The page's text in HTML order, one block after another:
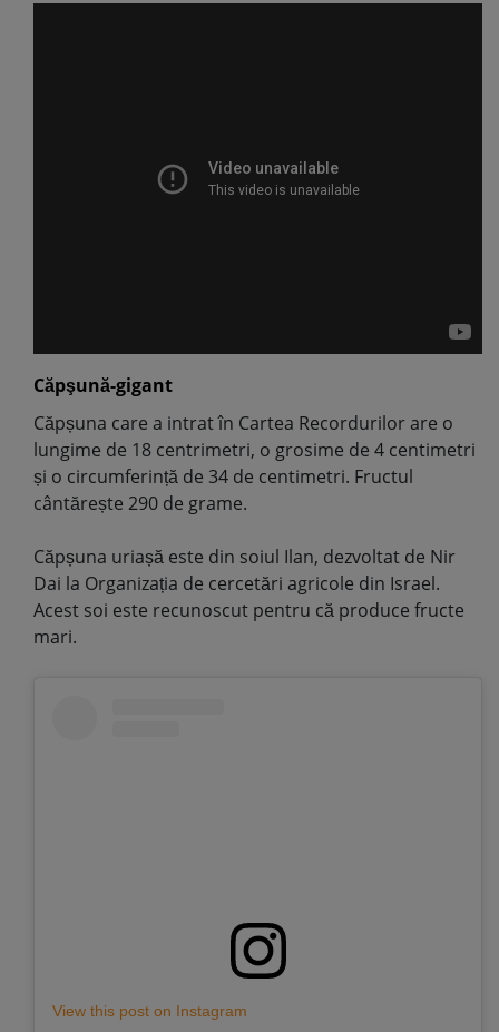
Căpşună-gigant
Căpșuna care a intrat în Cartea Recordurilor are o
lungime de 18 centrimetri, o grosime de 4 centimetri
și o circumferință de 34 de centimetri. Fructul
cântărește 290 de grame.
Căpșuna uriașă este din soiul Ilan, dezvoltat de Nir
Dai la Organizația de cercetări agricole din Israel.
Acest soi este recunoscut pentru că produce fructe
mari.
View this post on Instagram